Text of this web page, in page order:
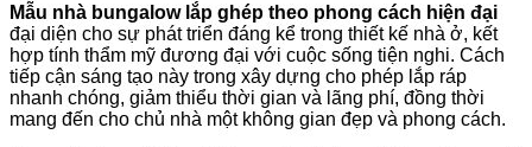
Mẫu nhà bungalow lắp ghép theo phong cách hiện đại
đại diện cho sự phát triển đáng kể trong thiết kế nhà ở, kết
hợp tính thẩm mỹ đương đại với cuộc sống tiện nghi. Cách
tiếp cận sáng tạo này trong xây dựng cho phép lắp ráp
nhanh chóng, giảm thiểu thời gian và lãng phí, đồng thời
mang đến cho chủ nhà một không gian đẹp và phong cách.